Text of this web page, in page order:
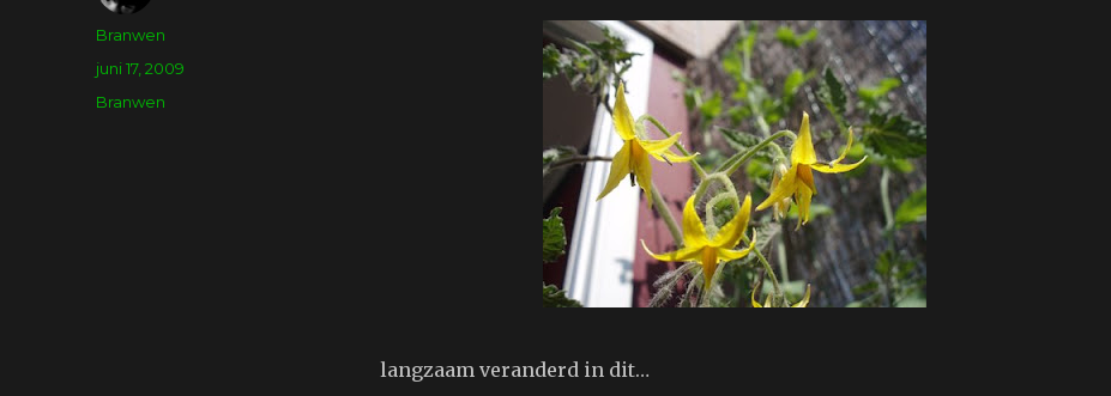
langzaam veranderd in dit…
Auteur
Branwen
Geplaatst
juni 17, 2009
Tags
Branwen